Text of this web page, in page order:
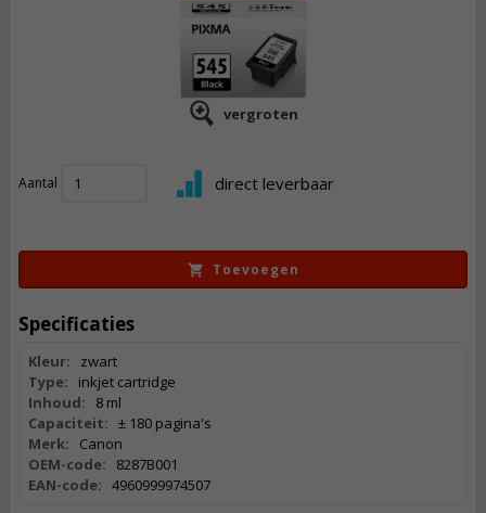
vergroten
Aantal direct leverbaar
Toevoegen
Specificaties
Kleur:
zwart
Type:
inkjet cartridge
Inhoud:
8 ml
Capaciteit: ± 180 pagina's
Merk:
Canon
OEM-code:
8287B001
EAN-code: 4960999974507